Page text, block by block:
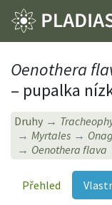
Oenothera
– pupalka
Druhy
Myrtales
Oenothera flava
Přehled